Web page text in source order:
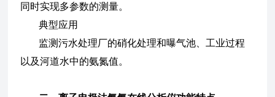
同时实现多参数的测量。
典型应用
监测污水处理厂的硝化处理和曝气池、工业过程
以及河道水中的氨氮值。